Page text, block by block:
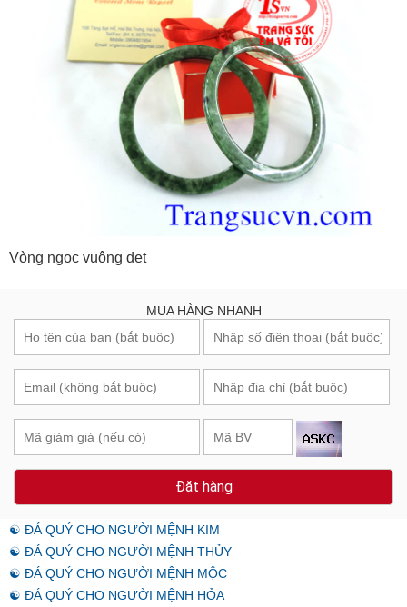
Vòng ngọc vuông dẹt
MUA HÀNG NHANH
Đặt hàng
☯ ĐÁ QUÝ CHO NGƯỜI MỆNH KIM
☯ ĐÁ QUÝ CHO NGƯỜI MỆNH THỦY
☯ ĐÁ QUÝ CHO NGƯỜI MỆNH MỘC
☯ ĐÁ QUÝ CHO NGƯỜI MỆNH HỎA